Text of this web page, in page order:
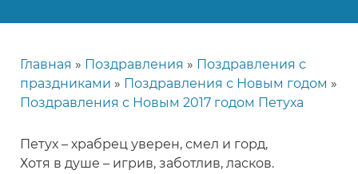
Строка
навигации
Главная Поздравления
Поздравления с
праздниками
Поздравления с Новым годом
Поздравления с Новым 2017 годом Петуха
Петух – храбрец уверен, смел и горд,
Хотя в душе – игрив, заботлив, ласков.